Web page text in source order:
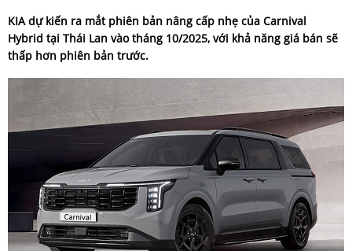
KIA dự kiến ra mắt phiên bản nâng cấp nhẹ của Carnival
Hybrid tại Thái Lan vào tháng 10/2025, với khả năng giá bán sẽ
thấp hơn phiên bản trước.